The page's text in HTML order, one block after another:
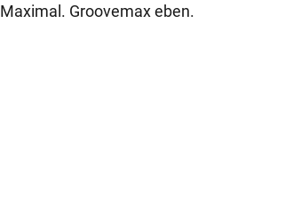
Groovemax eben.